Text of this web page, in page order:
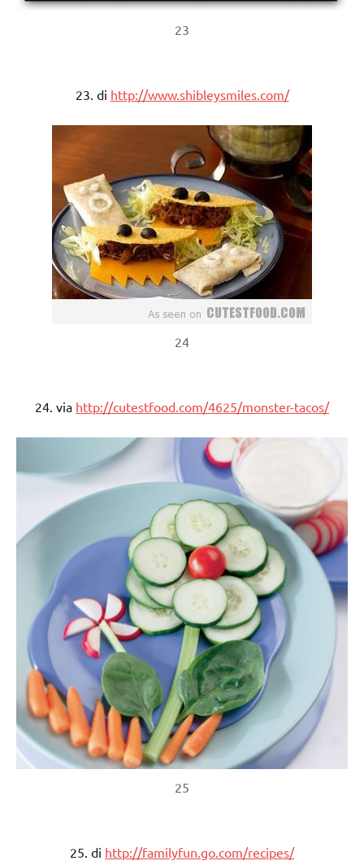
23
23. di http://www.shibleysmiles.com/
24
24. via http://cutestfood.com/4625/monster-tacos/
25
25. di http://familyfun.go.com/recipes/